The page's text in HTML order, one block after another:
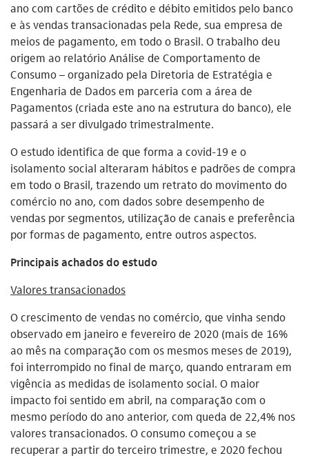
ano com cartões de crédito e débito emitidos pelo banco
e às vendas transacionadas pela Rede, sua empresa de
meios de pagamento, em todo o Brasil. O trabalho deu
origem ao relatório Análise de Comportamento de
Consumo – organizado pela Diretoria de Estratégia e
Engenharia de Dados em parceria com a área de
Pagamentos (criada este ano na estrutura do banco), ele
passará a ser divulgado trimestralmente.
O estudo identifica de que forma a covid-19 e o
isolamento social alteraram hábitos e padrões de compra
em todo o Brasil, trazendo um retrato do movimento do
comércio no ano, com dados sobre desempenho de
vendas por segmentos, utilização de canais e preferência
por formas de pagamento, entre outros aspectos.
Principais achados do estudo
Valores transacionados
O crescimento de vendas no comércio, que vinha sendo
observado em janeiro e fevereiro de 2020 (mais de 16%
ao mês na comparação com os mesmos meses de 2019),
foi interrompido no final de março, quando entraram em
vigência as medidas de isolamento social. O maior
impacto foi sentido em abril, na comparação com o
mesmo período do ano anterior, com queda de 22,4% nos
valores transacionados. O consumo começou a se
recuperar a partir do terceiro trimestre, e 2020 fechou